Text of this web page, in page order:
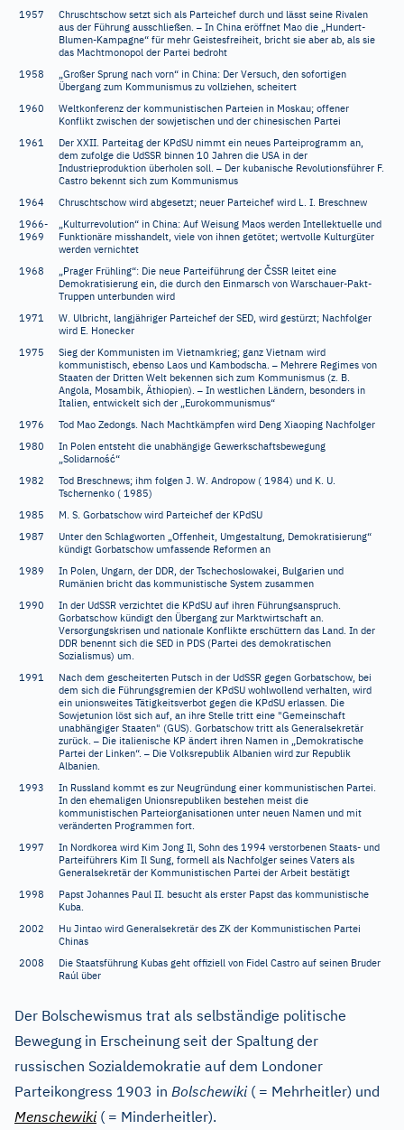
1957
Chruschtschow setzt sich als Parteichef durch und lässt seine Rivalen
aus der Führung ausschließen. – In China eröffnet Mao die „Hundert-
Blumen-Kampagne“ für mehr Geistesfreiheit, bricht sie aber ab, als sie
das Machtmonopol der Partei bedroht
1958
„Großer Sprung nach vorn“ in China: Der Versuch, den sofortigen
Übergang zum Kommunismus zu vollziehen, scheitert
1960
Weltkonferenz der kommunistischen Parteien in Moskau; offener
Konflikt zwischen der sowjetischen und der chinesischen Partei
1961
Der XXII. Parteitag der KPdSU nimmt ein neues Parteiprogramm an,
dem zufolge die UdSSR binnen 10 Jahren die USA in der
Industrieproduktion überholen soll. – Der kubanische Revolutionsführer F.
Castro bekennt sich zum Kommunismus
1964
Chruschtschow wird abgesetzt; neuer Parteichef wird L. I. Breschnew
1966-
1969
„Kulturrevolution“ in China: Auf Weisung Maos werden Intellektuelle und
Funktionäre misshandelt, viele von ihnen getötet; wertvolle Kulturgüter
werden vernichtet
1968
„Prager Frühling“: Die neue Parteiführung der ČSSR leitet eine
Demokratisierung ein, die durch den Einmarsch von Warschauer-Pakt-
Truppen unterbunden wird
1971
W. Ulbricht, langjähriger Parteichef der SED, wird gestürzt; Nachfolger
wird E. Honecker
1975
Sieg der Kommunisten im Vietnamkrieg; ganz Vietnam wird
kommunistisch, ebenso Laos und Kambodscha. – Mehrere Regimes von
Staaten der Dritten Welt bekennen sich zum Kommunismus (z. B.
Angola, Mosambik, Äthiopien). – In westlichen Ländern, besonders in
Italien, entwickelt sich der „Eurokommunismus“
1976
Tod Mao Zedongs. Nach Machtkämpfen wird Deng Xiaoping Nachfolger
1980
In Polen entsteht die unabhängige Gewerkschaftsbewegung
„Solidarność“
1982
Tod Breschnews; ihm folgen J. W. Andropow ( 1984) und K. U.
Tschernenko ( 1985)
1985
M. S. Gorbatschow wird Parteichef der KPdSU
1987
Unter den Schlagworten „Offenheit, Umgestaltung, Demokratisierung“
kündigt Gorbatschow umfassende Reformen an
1989
In Polen, Ungarn, der DDR, der Tschechoslowakei, Bulgarien und
Rumänien bricht das kommunistische System zusammen
1990
In der UdSSR verzichtet die KPdSU auf ihren Führungsanspruch.
Gorbatschow kündigt den Übergang zur Marktwirtschaft an.
Versorgungskrisen und nationale Konflikte erschüttern das Land. In der
DDR benennt sich die SED in PDS (Partei des demokratischen
Sozialismus) um.
1991
Nach dem gescheiterten Putsch in der UdSSR gegen Gorbatschow, bei
dem sich die Führungsgremien der KPdSU wohlwollend verhalten, wird
ein unionsweites Tätigkeitsverbot gegen die KPdSU erlassen. Die
Sowjetunion löst sich auf, an ihre Stelle tritt eine "Gemeinschaft
unabhängiger Staaten" (GUS). Gorbatschow tritt als Generalsekretär
zurück. – Die italienische KP ändert ihren Namen in „Demokratische
Partei der Linken“. – Die Volksrepublik Albanien wird zur Republik
Albanien.
1993
In Russland kommt es zur Neugründung einer kommunistischen Partei.
In den ehemaligen Unionsrepubliken bestehen meist die
kommunistischen Parteiorganisationen unter neuen Namen und mit
veränderten Programmen fort.
1997
In Nordkorea wird Kim Jong Il, Sohn des 1994 verstorbenen Staats- und
Parteiführers Kim Il Sung, formell als Nachfolger seines Vaters als
Generalsekretär der Kommunistischen Partei der Arbeit bestätigt
1998
Papst Johannes Paul II. besucht als erster Papst das kommunistische
Kuba.
2002
Hu Jintao wird Generalsekretär des ZK der Kommunistischen Partei
Chinas
2008
Die Staatsführung Kubas geht offiziell von Fidel Castro auf seinen Bruder
Raúl über
Der Bolschewismus trat als selbständige politische
Bewegung in Erscheinung seit der Spaltung der
russischen Sozialdemokratie auf dem Londoner
Parteikongress 1903 in Bolschewiki( = Mehrheitler) und
Menschewiki( = Minderheitler).